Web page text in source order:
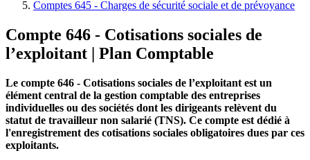
Comptes 645 - Charges de sécurité sociale et de prévoyance
Compte 646 - Cotisations sociales de
l’exploitant | Plan Comptable
Le compte 646 - Cotisations sociales de l’exploitant est un
élément central de la gestion comptable des entreprises
individuelles ou des sociétés dont les dirigeants relèvent du
statut de travailleur non salarié (TNS). Ce compte est dédié à
l'enregistrement des cotisations sociales obligatoires dues par ces
exploitants.